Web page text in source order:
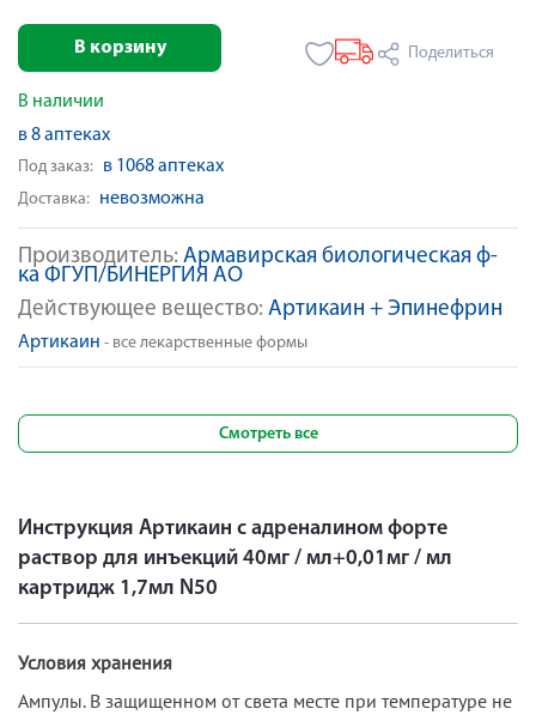
Производитель: Армавирская биологическая ф-
ка ФГУП/БИНЕРГИЯ АО
Действующее вещество: Артикаин + Эпинефрин
Артикаин - все лекарственные формы
В корзину Поделиться
В наличии
в 8 аптеках
Под заказ: в 1068 аптеках
Доставка: невозможна
Смотреть все
Инструкция Артикаин с адреналином форте
раствор для инъекций 40мг / мл+0,01мг / мл
картридж 1,7мл N50
Условия хранения
Ампулы. В защищенном от света месте при температуре не